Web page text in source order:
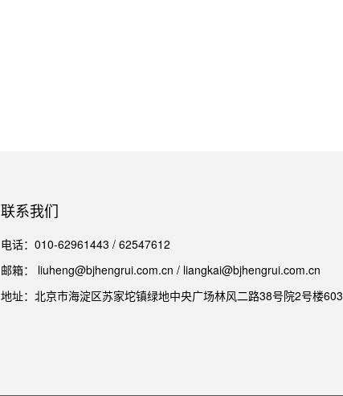
联系我们
电话：010-62961443 / 62547612
邮箱： liuheng@bjhengrui.com.cn / liangkai@bjhengrui.com.cn
地址：北京市海淀区苏家坨镇绿地中央广场林风二路38号院2号楼603